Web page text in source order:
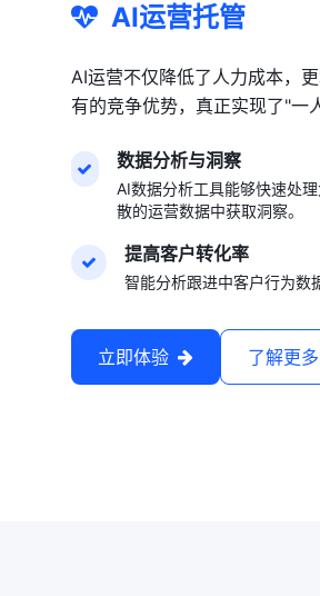
AI运营托管
AI运营不仅降低了人力成本，
有的竞争优势，真正实现了"一
数据分析与洞察
AI数据分析工具能够快速处
散的运营数据中获取洞察。
提高客户转化率
智能分析跟进中客户行为数
立即体验 了解更多